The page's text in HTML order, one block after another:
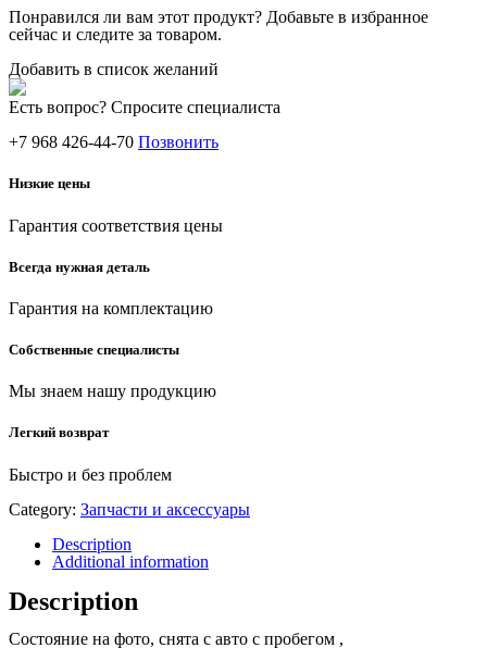
Понравился ли вам этот продукт? Добавьте в избранное
сейчас и следите за товаром.
Добавить в список желаний
Есть вопрос? Спросите специалиста
+7 968 426-44-70 Позвонить
Низкие цены
Гарантия соответствия цены
Всегда нужная деталь
Гарантия на комплектацию
Собственные специалисты
Мы знаем нашу продукцию
Легкий возврат
Быстро и без проблем
Category: Запчасти и аксессуары
Description
Additional information
Description
Состояние на фото, снята с авто с пробегом ,